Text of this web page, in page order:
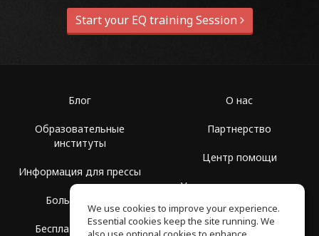
Start your EQ training Session
Блог
Образовательные
институты
Информация для прессы
Больше Групп
Бесплатная школа
О нас
Партнерство
Центр помощи
Условия использования
Политика
конфиденциальности
We use cookies to improve your experience.
Essential cookies keep the site running. We